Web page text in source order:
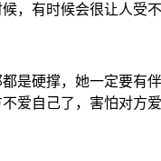
，有时候会很让人受
是硬撑，她一定要
爱自己了，害怕对方